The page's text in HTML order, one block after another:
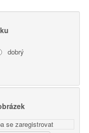
dobrý
se zaregistrovat